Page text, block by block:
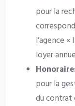
pour la
l’agence
loyer
pour la
du contrat